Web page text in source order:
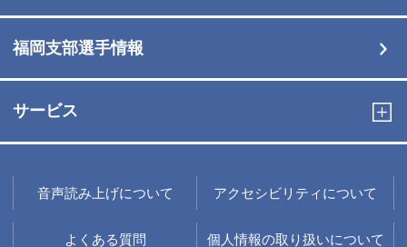
福岡支部選手情報
サービス
音声読み上げについて アクセシビリティについて
よくある質問 個人情報の取り扱いについて